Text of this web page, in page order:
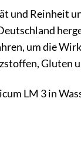
und Reinheit
um die
Gluten
LM 3 in